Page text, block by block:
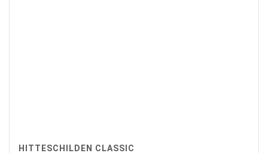
HITTESCHILDEN CLASSIC